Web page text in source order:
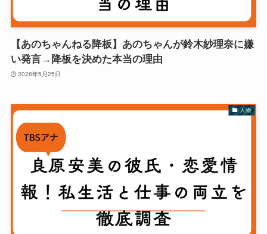
【あのちゃんねる降板】あのちゃんが鈴木紗理奈に嫌
い発言→降板を決めた本当の理由
2026年5月25日
人物